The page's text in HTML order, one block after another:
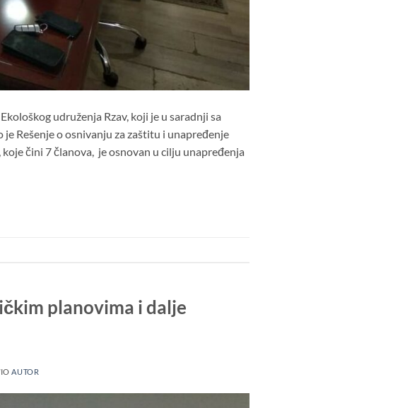
udruženja Rzav, koji je u saradnji sa
Rešenje o osnivanju za zaštitu i unapređenje
čini 7 članova, je osnovan u cilju unapređenja
planovima i dalje
AUTOR